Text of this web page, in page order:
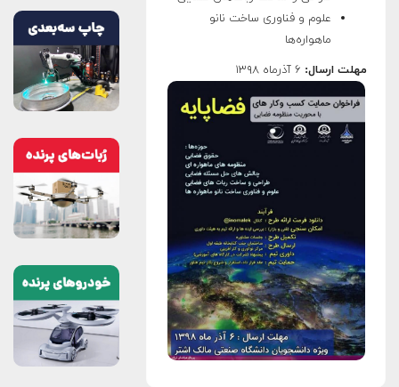
علوم و فناوری ساخت نانو
ماهواره‌ها
مهلت ارسال: